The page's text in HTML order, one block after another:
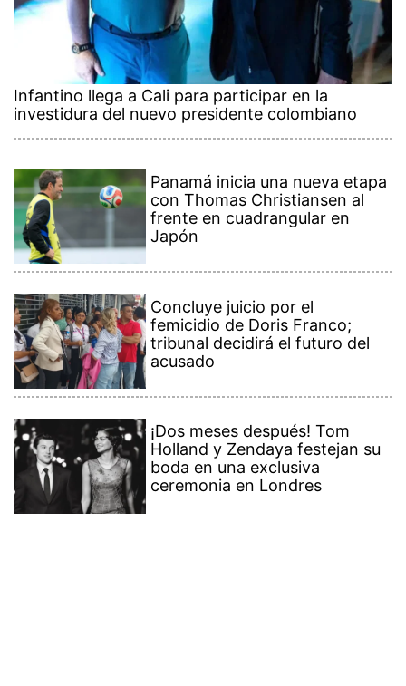
Infantino llega a Cali para participar en la
investidura del nuevo presidente colombiano
Panamá inicia una nueva etapa
con Thomas Christiansen al
frente en cuadrangular en
Japón
Concluye juicio por el
femicidio de Doris Franco;
tribunal decidirá el futuro del
acusado
¡Dos meses después! Tom
Holland y Zendaya festejan su
boda en una exclusiva
ceremonia en Londres